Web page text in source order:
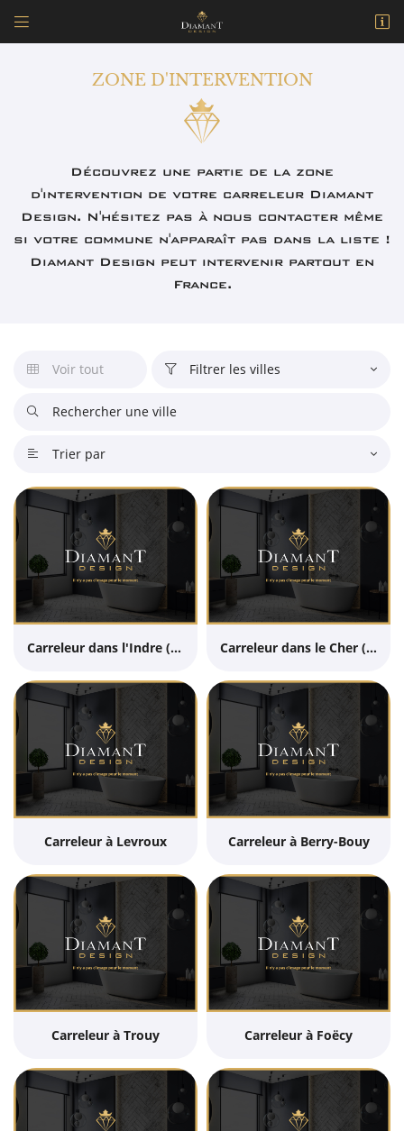
 
171 Avenue Raoul Aladenize
09 77 32 11 37
Adresse email de réception
INSCRIPTION
ZONE D'INTERVENTION
Découvrez une partie de la zone
d'intervention de votre carreleur Diamant
Design. N'hésitez pas à nous contacter même
si votre commune n'apparaît pas dans la liste !
Diamant Design peut intervenir partout en
France.
 Voir tout  Filtrer les villes

 Trier par
Carreleur dans l'Indre (36) Carreleur dans le Cher (18)
Carreleur à Levroux Carreleur à Berry-Bouy
Carreleur à Trouy Carreleur à Foëcy